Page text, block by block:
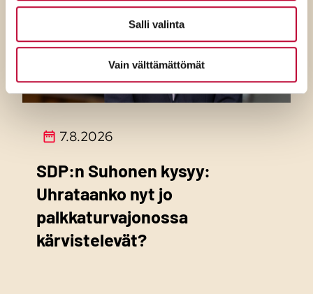
Salli valinta
Vain välttämättömät
7.8.2026
SDP:n Suhonen kysyy:
Uhrataanko nyt jo
palkkaturvajonossa
kärvistelevät?